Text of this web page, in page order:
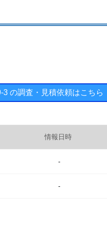
3 の調査・見積依頼はこちら
情報日時
-
-